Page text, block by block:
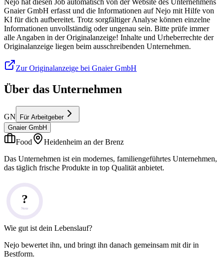
Nejo hat diesen Job automatisch von der Website des Unternehmens
Gnaier GmbH erfasst und die Informationen auf Nejo mit Hilfe von
KI für dich aufbereitet. Trotz sorgfältiger Analyse können einzelne
Informationen unvollständig oder ungenau sein. Bitte prüfe immer
alle Angaben in der Originalanzeige! Inhalte und Urheberrechte der
Originalanzeige liegen beim ausschreibenden Unternehmen.
Zur Originalanzeige bei Gnaier GmbH
Über das Unternehmen
GN
Für Arbeitgeber
Gnaier GmbH
Food
Heidenheim an der Brenz
Das Unternehmen ist ein modernes, familiengeführtes Unternehmen,
das täglich frische Produkte in top Qualität anbietet.
?
Note
Wie gut ist dein Lebenslauf?
Nejo bewertet ihn, und bringt ihn danach gemeinsam mit dir in
Bestform.